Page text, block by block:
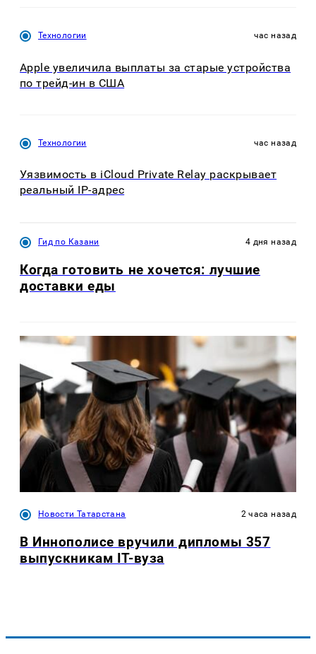
Технологии час назад
Apple увеличила выплаты за старые устройства
по трейд-ин в США
Технологии час назад
Уязвимость в iCloud Private Relay раскрывает
реальный IP-адрес
Гид по Казани 4 дня назад
Когда готовить не хочется: лучшие
доставки еды
Новости Татарстана 2 часа назад
В Иннополисе вручили дипломы 357
выпускникам IT-вуза